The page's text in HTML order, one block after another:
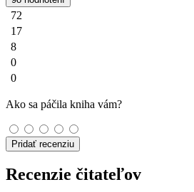
72
17
8
0
0
Ako sa páčila kniha vám?
Pridať recenziu
Recenzie čitateľov